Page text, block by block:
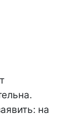
на